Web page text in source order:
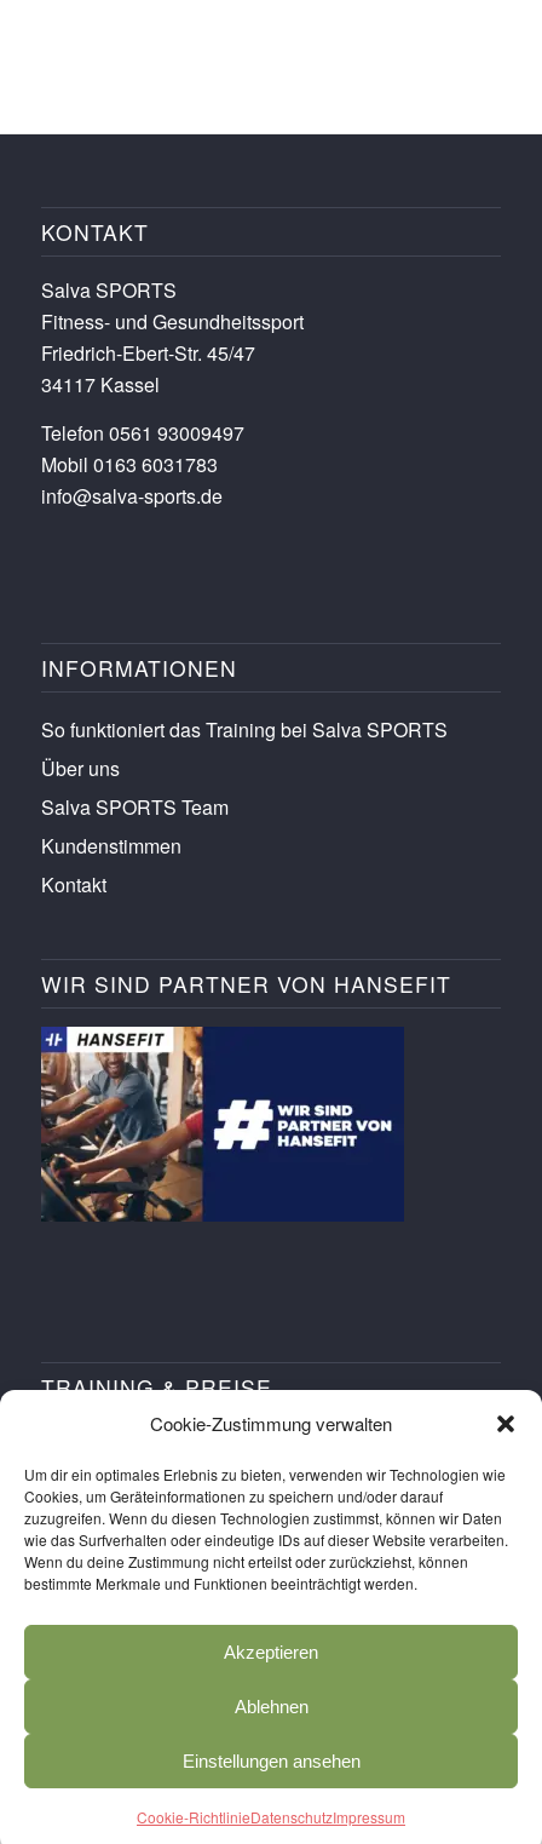
Cookie-Zustimmung verwalten
Um dir ein optimales Erlebnis zu bieten, verwenden wir Technologien wie
Cookies, um Geräteinformationen zu speichern und/oder darauf
zuzugreifen. Wenn du diesen Technologien zustimmst, können wir Daten
wie das Surfverhalten oder eindeutige IDs auf dieser Website verarbeiten.
Wenn du deine Zustimmung nicht erteilst oder zurückziehst, können
bestimmte Merkmale und Funktionen beeinträchtigt werden.
Akzeptieren
Ablehnen
Einstellungen ansehen
Cookie-RichtlinieDatenschutzImpressum
KONTAKT
Salva SPORTS
Fitness- und Gesundheitssport
Friedrich-Ebert-Str. 45/47
34117 Kassel
Telefon 0561 93009497
Mobil 0163 6031783
info@salva-sports.de
INFORMATIONEN
So funktioniert das Training bei Salva SPORTS
Über uns
Salva SPORTS Team
Kundenstimmen
Kontakt
WIR SIND PARTNER VON HANSEFIT
TRAINING & PREISE
Workshops buchen
Probetraining buchen
Preise
Salva SPORTS APP holen
© Copyright2026 - Salva SPORTS Kassel
Datenschutz AGB Cookie-Richtlinie (EU)